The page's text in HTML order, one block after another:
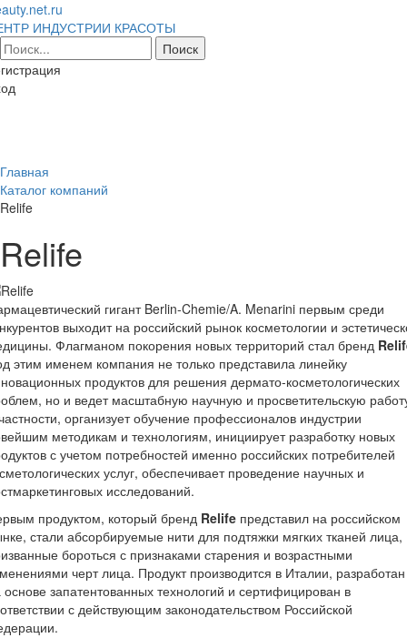
ИНДУСТРИИ КРАСОТЫ
Главная
Каталог компаний
Relife
Relife
гигант Berlin-Chemie/A. Menarini первым среди
выходит на российский рынок косметологии и
Флагманом покорения новых территорий стал бренд
этим именем компания не только представила линейку
продуктов для решения дермато-косметологических
но и ведет масштабную научную и просветительскую
организует обучение профессионалов индустрии
методикам и технологиям, инициирует разработку новых
с учетом потребностей именно российских потребителей
услуг, обеспечивает проведение научных и
исследований.
продуктом, который бренд Relife представил на российском
стали абсорбируемые нити для подтяжки мягких тканей лица,
бороться с признаками старения и возрастными
черт лица. Продукт производится в Италии, разработан
основе запатентованных технологий и сертифицирован в
с действующим законодательством Российской